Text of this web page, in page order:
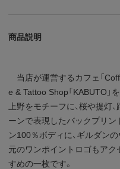
商品説明
当店が運営するカフェ「
e & Tattoo Shop「KABUTO」
上野をモチーフに、桜や提灯
ーンで表現したバックプリン
ン100％ボディに、ギルダン
元のワンポイントロゴもアク
すめの一枚です。